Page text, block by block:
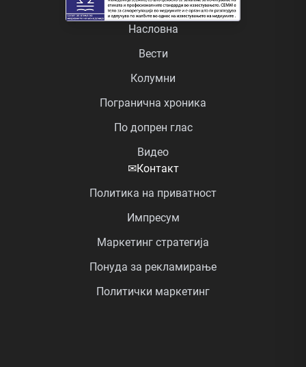
Насловна
Вести
Колумни
Погранична хроника
По допрен глас
Видео
✉Контакт
Политика на приватност
Импресум
Маркетинг стратегија
Понуда за рекламирање
Политички маркетинг